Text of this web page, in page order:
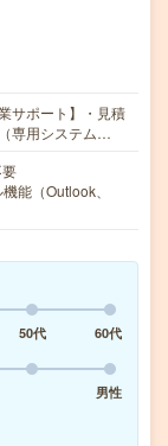
サポート】・見積
専用システム…
能（Outlook、
50代
60代
男性